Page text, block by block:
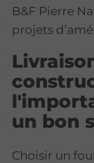
B&F Pierre
projets
un bon
Choisir un